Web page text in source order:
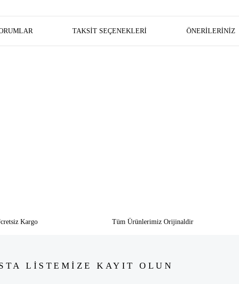
TAKSIT SEÇENEKLERI ÖNERILERINIZ
Kargo Tüm Ürünlerimiz Orijinaldir
LİSTEMİZE KAYIT OLUN